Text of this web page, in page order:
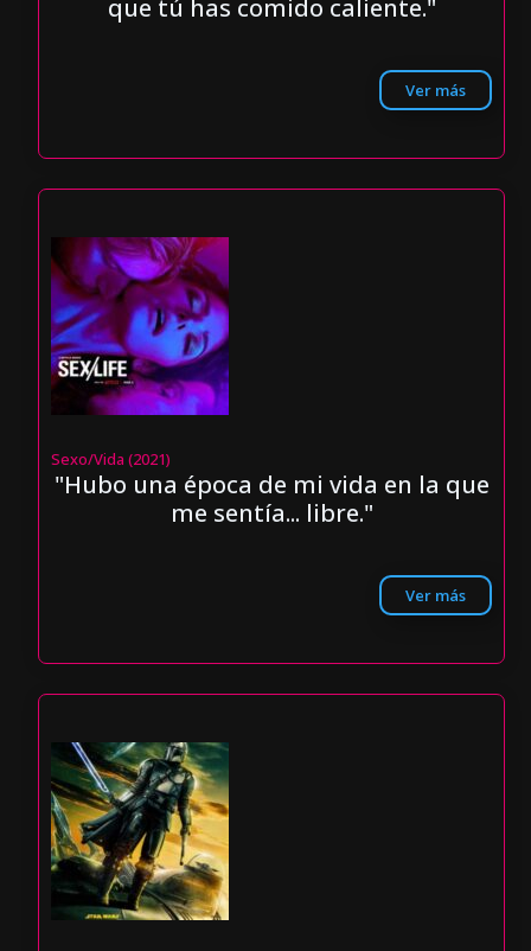
que tú has comido caliente."
Ver más
Sexo/Vida (2021)
"Hubo una época de mi vida en la que
me sentía... libre."
Ver más